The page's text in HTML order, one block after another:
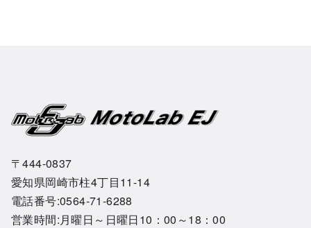
〒444-0837
愛知県岡崎市柱4丁目11-14
電話番号:0564-71-6288
営業時間:月曜日～日曜日10：00～18：00